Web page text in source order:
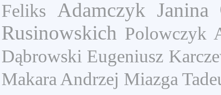
Feliks
Adamczyk Janina
Rusinowskich Polowczyk
Dąbrowski Eugeniusz
Makara Andrzej Miazga